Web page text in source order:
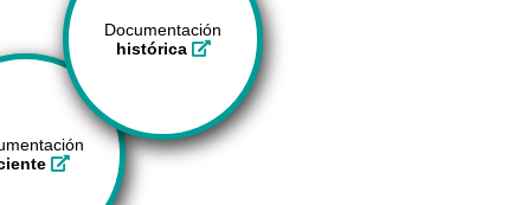
Documentación
histórica